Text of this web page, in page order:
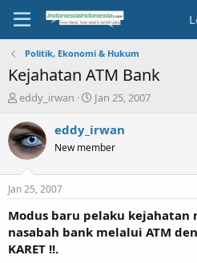
Politik, Ekonomi & Hukum
Kejahatan ATM Bank
T
r
e
a
t
a
t
e
eddy_irwan
S
a
t
e
Jan 25, 2007
eddy_irwan
New member
Jan 25, 2007
Modus baru pelaku kejahatan
nasabah bank melalui ATM
KARET !!.